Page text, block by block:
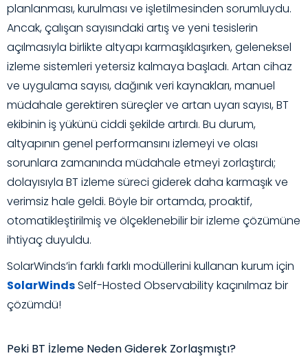
planlanması, kurulması ve işletilmesinden sorumluydu.
Ancak, çalışan sayısındaki artış ve yeni tesislerin
açılmasıyla birlikte altyapı karmaşıklaşırken, geleneksel
izleme sistemleri yetersiz kalmaya başladı. Artan cihaz
ve uygulama sayısı, dağınık veri kaynakları, manuel
müdahale gerektiren süreçler ve artan uyarı sayısı, BT
ekibinin iş yükünü ciddi şekilde artırdı. Bu durum,
altyapının genel performansını izlemeyi ve olası
sorunlara zamanında müdahale etmeyi zorlaştırdı;
dolayısıyla BT izleme süreci giderek daha karmaşık ve
verimsiz hale geldi. Böyle bir ortamda, proaktif,
otomatikleştirilmiş ve ölçeklenebilir bir izleme çözümüne
ihtiyaç duyuldu.
SolarWinds’in farklı farklı modüllerini kullanan kurum için
SolarWindsSelf-Hosted Observability kaçınılmaz bir
çözümdü!
Peki BT İzleme Neden Giderek Zorlaşmıştı?